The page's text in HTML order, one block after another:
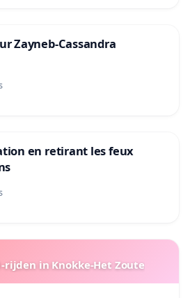
Zayneb-Cassandra
en retirant les feux
rijden in Knokke-Het Zoute